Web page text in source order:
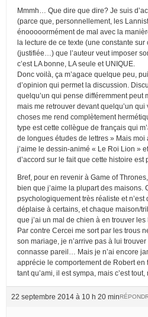
Mmmh… Que dire que dire? Je suis
(parce que, personnellement, les
énooooormément de mal avec la
la lecture de ce texte (une constante sur
(justifiée…) que l’auteur veut imposer
c’est LA bonne, LA seule et UNIQUE.
Donc voilà, ça m’agace quelque peu,
d’opinion qui permet la discussion.
quelqu’un qui pense différemment peut
mais me retrouver devant quelqu’un qui
choses me rend complètement
type est cette collègue de français qui
de longues études de lettres » Mais
j’aime le dessin-animé « Le Roi Lion »
d’accord sur le fait que cette histoire est
Bref, pour en revenir à Game of
bien que j’aime la plupart des maisons.
psychologiquement très réaliste et n’est
déplaise à certains, et chaque maison/
que j’ai un mal de chien à en trouver
Par contre Cercei me sort par les trous
son mariage, je n’arrive pas à lui
connasse pareil… Mais je n’ai encore
apprécie le comportement de Robert
tant qu’ami, il est sympa, mais c’est
22 septembre 2014 à 10 h 20 min